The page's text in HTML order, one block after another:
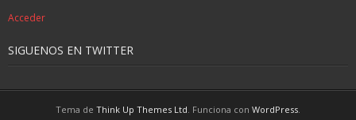
Acceder
SIGUENOS EN TWITTER
Tema de Think Up Themes Ltd. Funciona con WordPress.